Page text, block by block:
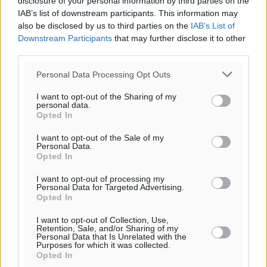
IAB’s list of downstream participants. This information may
also be disclosed by us to third parties on the IAB’s List of
Downstream Participants that may further disclose it to other
Personal Data Processing Opt Outs
I want to opt-out of the Sharing of my
personal data.
Opted In
I want to opt-out of the Sale of my
Personal Data.
Opted In
I want to opt-out of processing my
Personal Data for Targeted Advertising.
Opted In
I want to opt-out of Collection, Use,
Retention, Sale, and/or Sharing of my
Personal Data that Is Unrelated with the
Purposes for which it was collected.
Opted In
Υπενθύμιση:
ιστοσελίδες είναι απαραίτητη η χρήση του παρακάτω
παρεχόμενου συνδέσμου παραπομπής προς το άρθρο
o καιρός τώρα: